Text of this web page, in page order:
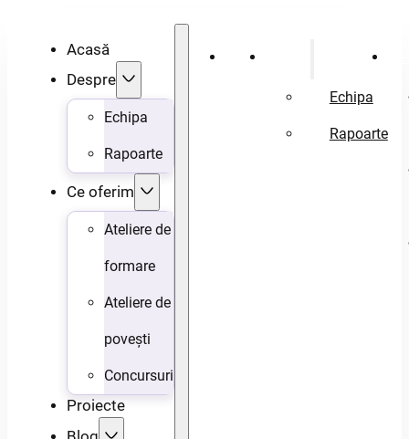
Acasă
Despre
Echipa
Rapoarte
Ce oferim
Ateliere de
formare
Ateliere de
povești
Concursuri
Proiecte
Acasă
Echipa
Rapoarte